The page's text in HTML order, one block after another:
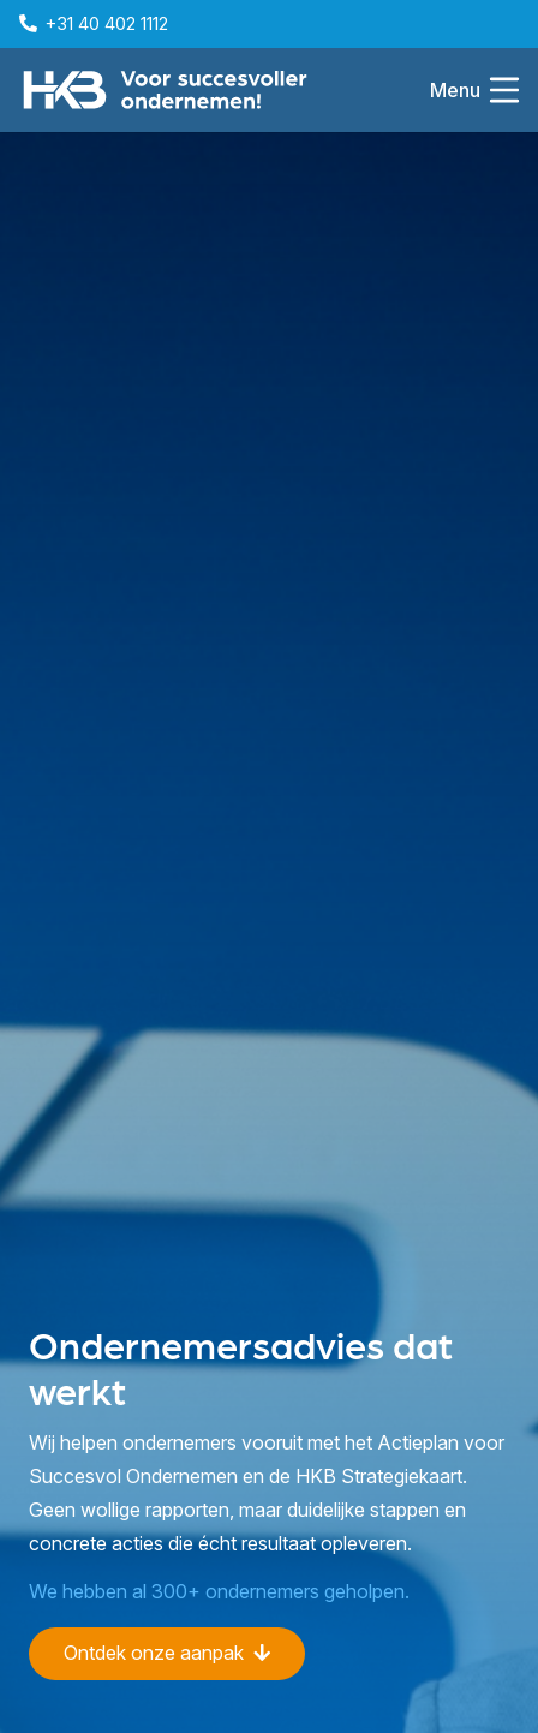
+31 40 402 1112
Menu
Ondernemersadvies dat
werkt
Wij helpen ondernemers vooruit met het Actieplan voor
Succesvol Ondernemen en de HKB Strategiekaart.
Geen wollige rapporten, maar duidelijke stappen en
concrete acties die écht resultaat opleveren.
We hebben al 300+ ondernemers geholpen.
Ontdek onze aanpak